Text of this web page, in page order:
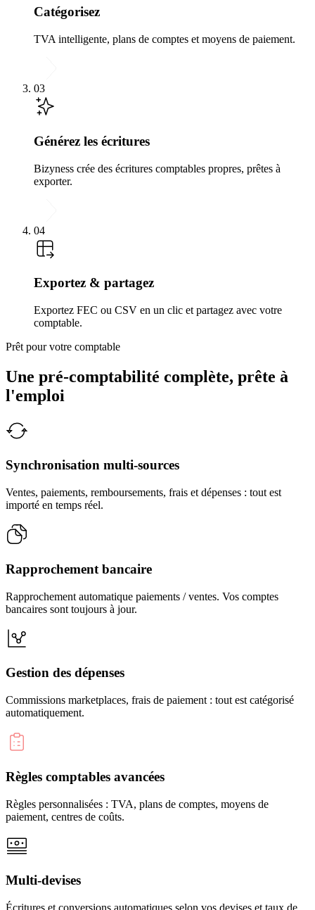
Catégorisez
TVA intelligente, plans de comptes et moyens de paiement.
03
Générez les écritures
Bizyness crée des écritures comptables propres, prêtes à
exporter.
04
Exportez & partagez
Exportez FEC ou CSV en un clic et partagez avec votre
comptable.
Prêt pour votre comptable
Une pré-comptabilité complète, prête à
l'emploi
Synchronisation multi-sources
Ventes, paiements, remboursements, frais et dépenses : tout est
importé en temps réel.
Rapprochement bancaire
Rapprochement automatique paiements / ventes. Vos comptes
bancaires sont toujours à jour.
Gestion des dépenses
Commissions marketplaces, frais de paiement : tout est catégorisé
automatiquement.
Règles comptables avancées
Règles personnalisées : TVA, plans de comptes, moyens de
paiement, centres de coûts.
Multi-devises
Écritures et conversions automatiques selon vos devises et taux de